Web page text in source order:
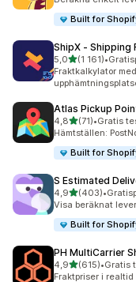
Built for
ShipX ‑ Shipping
5,0av 5 stjärnor
(1 161)
1161 recensioner
•
Fraktkalkylator
Atlas Pickup
4,8av 5 stjärnor
(71)
71 recensioner
•Gratis
Hämtställen:
Built for
S Estimated
4,9av 5 stjärnor
(403)
403 recensioner
•
Visa beräknat
Built for
PH MultiCarrier
4,9av 5 stjärnor
(615)
615 recensioner
•Gratis
Fraktpriser i